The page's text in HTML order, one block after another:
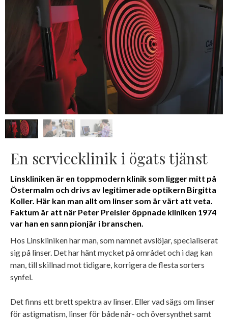
En serviceklinik i ögats tjänst
Linskliniken är en toppmodern klinik som ligger mitt på
Östermalm och drivs av legitimerade optikern Birgitta
Koller. Här kan man allt om linser som är värt att veta.
Faktum är att när Peter Preisler öppnade kliniken 1974
var han en sann pionjär i branschen.
Hos Linskliniken har man, som namnet avslöjar, specialiserat
sig på linser. Det har hänt mycket på området och i dag kan
man, till skillnad mot tidigare, korrigera de flesta sorters
synfel.
Det finns ett brett spektra av linser. Eller vad sägs om linser
för astigmatism, linser för både när- och översynthet samt